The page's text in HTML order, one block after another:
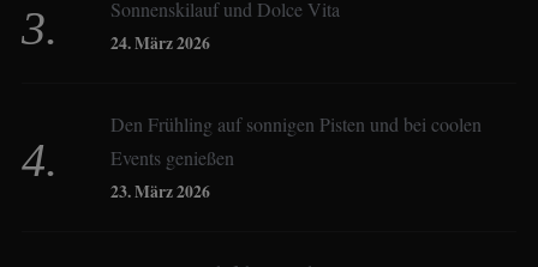
Derk Hoberg
Sonnenskilauf und Dolce Vita
24. März 2026
Den Frühling auf sonnigen Pisten und bei coolen
Events genießen
23. März 2026